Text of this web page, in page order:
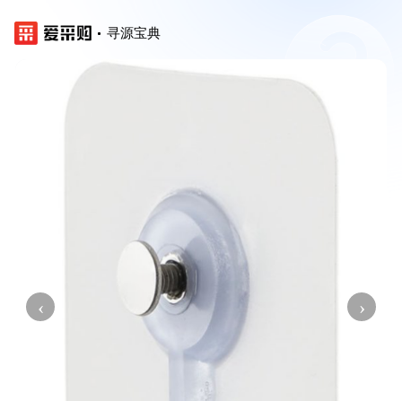
寻源宝典
‹ ›